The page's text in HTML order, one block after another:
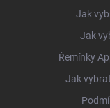
Jak
Jak
Řemínky
Jak